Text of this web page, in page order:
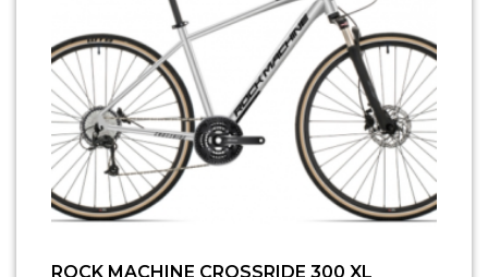
ROCK MACHINE CROSSRIDE 300 XL